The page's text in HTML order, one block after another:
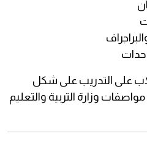
على التدريب على شكل
وزارة التربية والتعليم